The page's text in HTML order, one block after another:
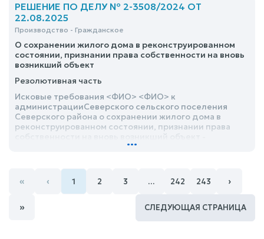
РЕШЕНИЕ ПО ДЕЛУ № 2-3508/2024 ОТ
22.08.2025
Производство - Гражданское
О сохранении жилого дома в реконструированном
состоянии, признании права собственности на вновь
возникший объект
Резолютивная часть
Исковые требования <ФИО> <ФИО> к
администрацииСеверского сельского поселения
Северского района о сохранении жилого дома в
реконструированном состоянии, признании права
...
« ‹ 1 2 3 … 242 243 ›
» СЛЕДУЮЩАЯ СТРАНИЦА